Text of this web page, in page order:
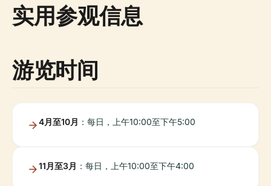
实用参观信息
游览时间
4月至10月 ：每日，上午10:00至下午5:00
11月至3月 ：每日，上午10:00至下午4:00